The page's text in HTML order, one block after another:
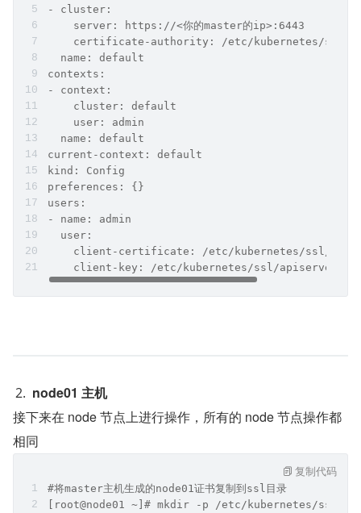
- cluster:
    server: https://<你的master的ip>:6443
certificate-authority: /etc/kubernetes/ssl/
  name: default
contexts:
- context:
    cluster: default
    user: admin
  name: default
current-context: default
kind: Config
preferences: {}
users:
- name: admin
  user:
client-certificate: /etc/kubernetes/ssl/
client-key: /etc/kubernetes/ssl/apiserver-
node01 主机
接下来在 node 节点上进行操作，所有的 node 节点操作都
相同
#将master主机生成的node01证书复制到ssl目录
[root@node01 ~]# mkdir -p /etc/kubernetes/ssl/
复制代码